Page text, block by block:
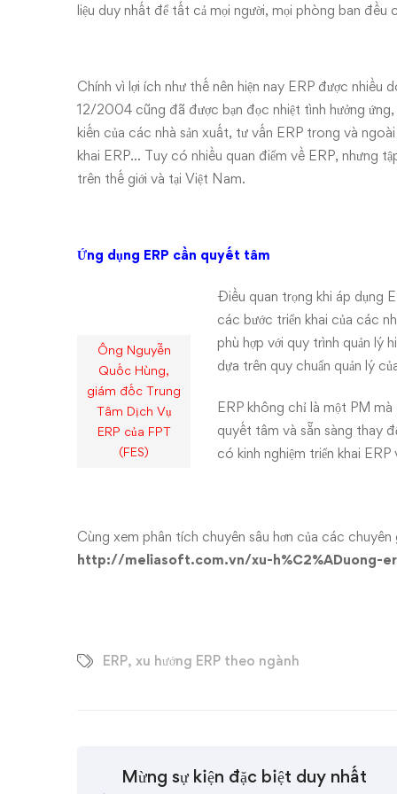
liệu duy nhất để tất cả mọi người, mọi phòng ban
Chính vì lợi ích như thế nên hiện nay ERP được
12/2004 cũng đã được bạn đọc nhiệt tình hưởng
kiến của các nhà sản xuất, tư vấn ERP trong và
khai ERP… Tuy có nhiều quan điểm về ERP, nhưng
trên thế giới và tại Việt Nam.
Ứng dụng ERP cần quyết tâm
Ông Nguyễn
Quốc Hùng,
giám đốc Trung
Tâm Dịch Vụ
ERP của FPT
(FES)
Điều quan trọng khi áp dụng
các bước triển khai của các
phù hợp với quy trình quản lý
dựa trên quy chuẩn quản lý
ERP không chỉ là một PM
quyết tâm và sẵn sàng thay
có kinh nghiệm triển khai
Cùng xem phân tích chuyên sâu hơn của các chuyên
http://meliasoft.com.vn/xu-h%C2%ADuong-
ERP, xu hướng ERP theo ngành
Mừng sự kiện đặc biệt duy nhất